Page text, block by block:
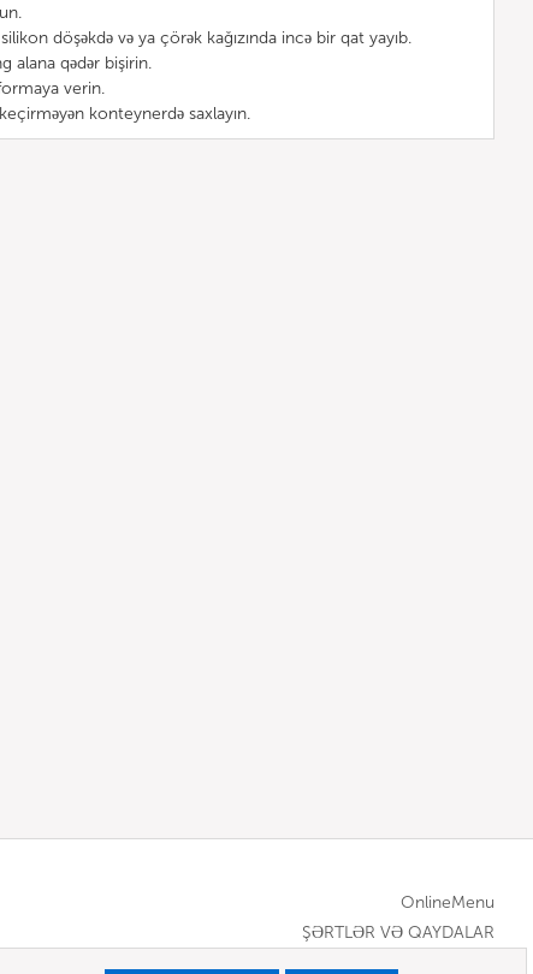
döşəkdə və ya çörək kağızında incə bir qat yayıb.
alana qədər bişirin.
verin.
konteynerdə saxlayın.
OnlineMenu
ŞƏRTLƏR VƏ QAYDALAR